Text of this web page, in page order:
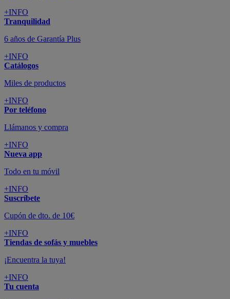
+INFO
Tranquilidad
6 años de Garantía Plus
+INFO
Catálogos
Miles de productos
+INFO
Por teléfono
Llámanos y compra
+INFO
Nueva app
Todo en tu móvil
+INFO
Suscríbete
Cupón de dto. de 10€
+INFO
Tiendas de sofás y muebles
¡Encuentra la tuya!
+INFO
Tu cuenta